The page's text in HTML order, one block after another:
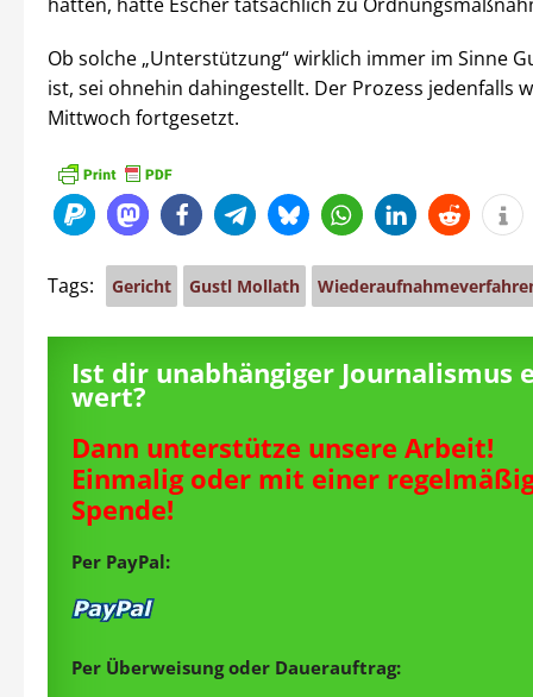
Ob solche „Unterstützung“ wirklich immer im Sinne
ist, sei ohnehin dahingestellt. Der Prozess jedenfalls
Mittwoch fortgesetzt.
Tags: Gericht Gustl Mollath
Ist dir unabhängiger Journalismus
wert?
Dann unterstütze unsere Arbeit!
Einmalig oder mit einer
Spende!
Per PayPal:
Per Überweisung oder Dauerauftrag: